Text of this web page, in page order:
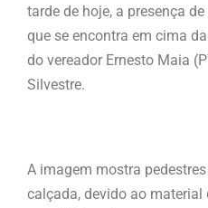
tarde de hoje, a presença
que se encontra em cima
do vereador Ernesto Maia
Silvestre.
A imagem mostra
calçada, devido ao material